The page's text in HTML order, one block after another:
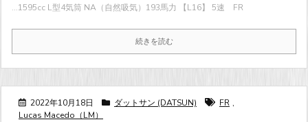
...1595cc L型4気筒 NA（自然吸気） 193馬力 【L16】 5速 FR
続きを読む
2022年10月18日 ダットサン (DATSUN) FR ,
Lucas Macedo（LM）